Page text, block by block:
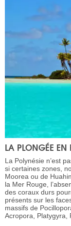
LA PLONGÉE EN
La Polynésie n’est
si certaines zones,
Moorea ou de
la Mer Rouge,
des coraux durs
présents sur les
massifs de
Acropora, Platygyra,